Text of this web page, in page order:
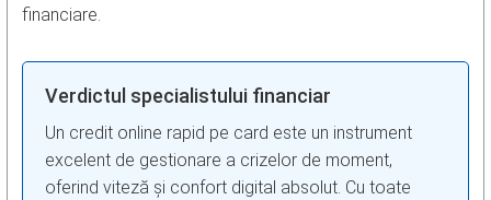
financiare.
Verdictul specialistului financiar
Un credit online rapid pe card este un instrument
excelent de gestionare a crizelor de moment,
oferind viteză și confort digital absolut. Cu toate